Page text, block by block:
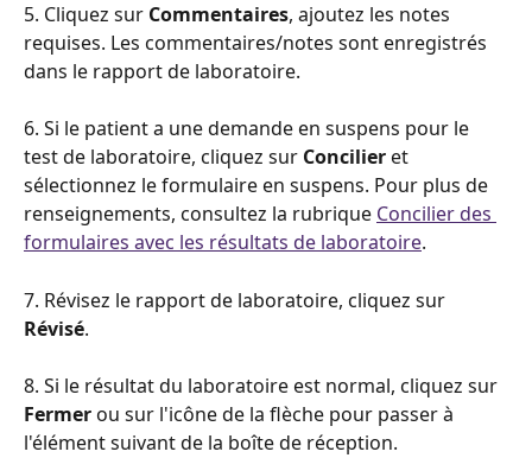
5. Cliquez sur Commentaires, ajoutez les notes
requises. Les commentaires/notes sont enregistrés
dans le rapport de laboratoire.
6. Si le patient a une demande en suspens pour le
test de laboratoire, cliquez sur Concilier et
sélectionnez le formulaire en suspens. Pour plus de
renseignements, consultez la rubrique Concilier des
formulaires avec les résultats de laboratoire.
7. Révisez le rapport de laboratoire, cliquez sur
Révisé.
8. Si le résultat du laboratoire est normal, cliquez sur
Fermer ou sur l'icône de la flèche pour passer à
l'élément suivant de la boîte de réception.